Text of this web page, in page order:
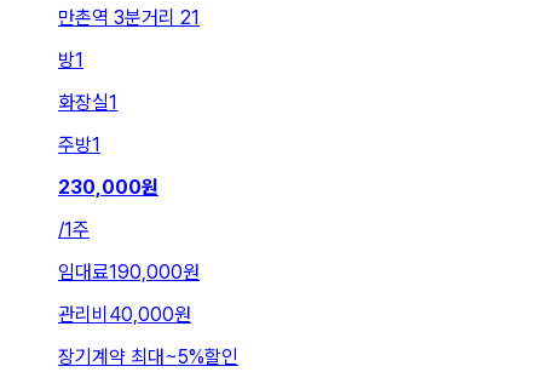
만촌역 3분거리 21
방1
화장실1
주방1
230,000원
/1주
임대료190,000원
관리비 40,000원
장기계약 최대~5%할인